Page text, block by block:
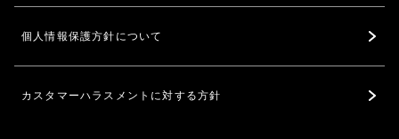
個人情報保護方針について
カスタマーハラスメントに対する方針